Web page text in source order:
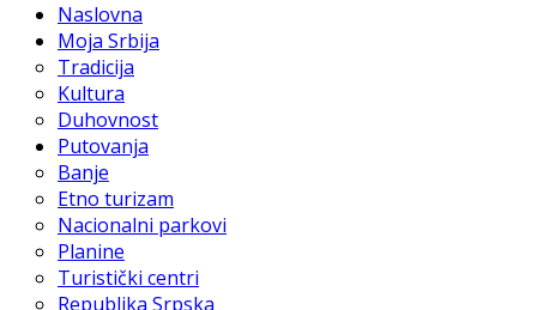
Naslovna
Moja Srbija
Tradicija
Kultura
Duhovnost
Putovanja
Banje
Etno turizam
Nacionalni parkovi
Planine
Turistički centri
Republika Srpska